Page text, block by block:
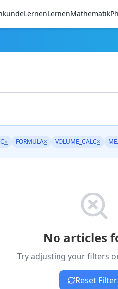
LernenLernenMathematik
× FORMULA× VOLUME_CALC×
No articles
Try adjusting your filters
Reset